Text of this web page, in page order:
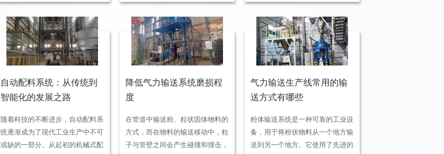
自动配料系统：从传统到
智能化的发展之路
随着科技的不断进步，自动配料系
统逐渐成为了现代工业生产中不可
或缺的一部分。从起初的机械式配
降低气力输送系统磨损程
度
在管道中输送粉、粒状固体物料的
方式，而在物料的输送移动中，粒
子与管壁之间会产生碰撞和撞击，
气力输送生产线常用的输
送方式有哪些
粉体输送系统是一种可靠的工业设
备，用于将粉状物料从一个地方输
送到另一个地方。它使用了先进的